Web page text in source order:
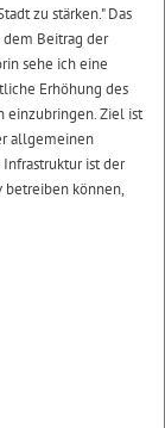
zu stärken." Das
Beitrag der
sehe ich eine
Erhöhung des
einzubringen. Ziel ist
allgemeinen
ist der
betreiben können,